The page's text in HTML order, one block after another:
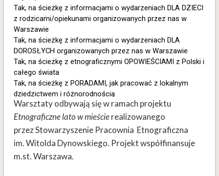
Warsztaty odbywają się w ramach projektu
Etnograficzne lato w mieścierealizowanego
przez Stowarzyszenie Pracownia Etnograficzna
im. Witolda Dynowskiego. Projekt współfinansuje
m.st. Warszawa.